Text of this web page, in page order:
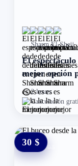
Sharm El-Sheij
El
mejor opción
2 hours
Cancelación
30 $ 0 $